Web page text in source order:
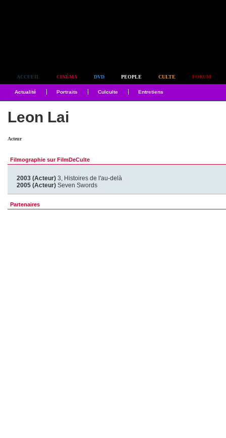
ACCUEIL CINÉMA DVD PEOPLE CULTE FORUM
Actualité Portraits Culculte Entretiens
Leon Lai
Acteur
Filmographie sur FilmDeCulte
2003 (Acteur) 3, Histoires de l'au-delà
2005 (Acteur) Seven Swords
Partenaires